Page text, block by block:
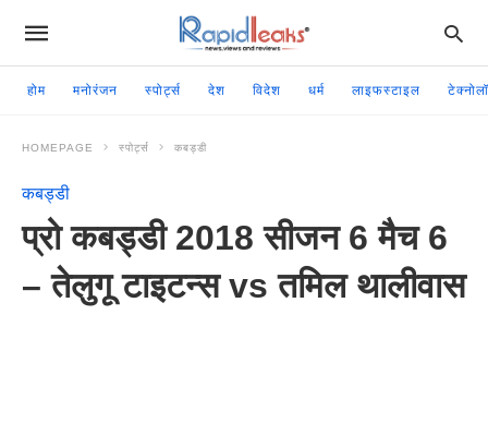
होम मनोरंजन स्पोर्ट्स देश विदेश धर्म लाइफस्टाइल
HOMEPAGE स्पोर्ट्स कबड्डी
कबड्डी
प्रो कबड्डी 2018 सीजन 6 मैच 6
– तेलुगू टाइटन्स vs तमिल थालीवास